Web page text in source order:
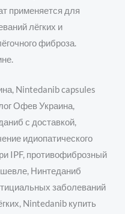
применяется для
лёгких и
фиброза.
Nintedanib capsules
Офев Украина,
с доставкой,
идиопатического
IPF, противофиброзный
Нинтеданиб
заболеваний
Nintedanib купить